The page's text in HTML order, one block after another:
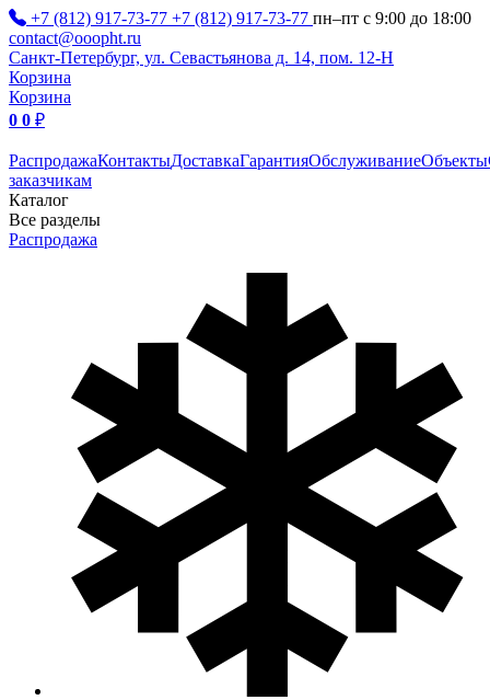
+7 (812) 917-73-77 +7 (812) 917-73-77 пн–пт с 9:00 до 18:00
contact@ooopht.ru
Санкт-Петербург, ул. Севастьянова д. 14, пом. 12-Н
Корзина
Корзина
0 0 ₽
РаспродажаКонтактыДоставкаГарантияОбслуживаниеОбъекты
заказчикам
Каталог
Все разделы
Распродажа